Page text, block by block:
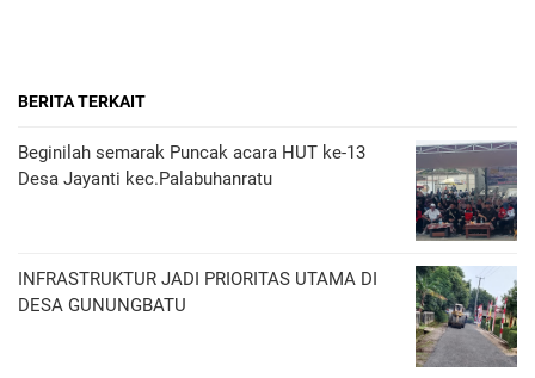
BERITA TERKAIT
Beginilah semarak Puncak acara HUT ke-13
Desa Jayanti kec.Palabuhanratu
INFRASTRUKTUR JADI PRIORITAS UTAMA DI
DESA GUNUNGBATU